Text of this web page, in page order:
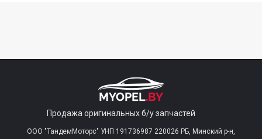
Продажа оригинальных б/у запчастей
ООО "ТандемМоторс" УНП 191736987 220026 РБ, Минский р-н,